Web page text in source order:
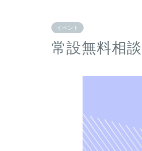
イベント
常設無料相